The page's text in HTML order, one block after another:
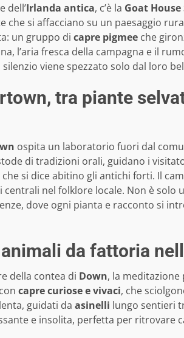
dell’Irlanda antica, c’è la Goat House
si affacciano su un paesaggio
un gruppo di capre pigmee che
l’aria fresca della campagna e il
viene spezzato solo dal loro
tra piante
ospita un laboratorio fuori dal
di tradizioni orali, guidano i
si dice abitino gli antichi forti. Il
nel folklore locale. Non è solo
dove ogni pianta e racconto si
da fattoria
della contea di Down, la
capre curiose e vivaci, che
guidati da asinelli lungo sentieri
e insolita, perfetta per ritrovare